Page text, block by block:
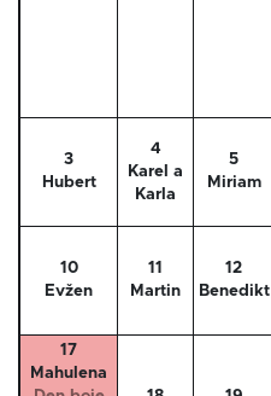
3
Hubert
4
Karel a
Karla
5
Miriam
10
Evžen
11
Martin
12
Benedikt
17
Mahulena